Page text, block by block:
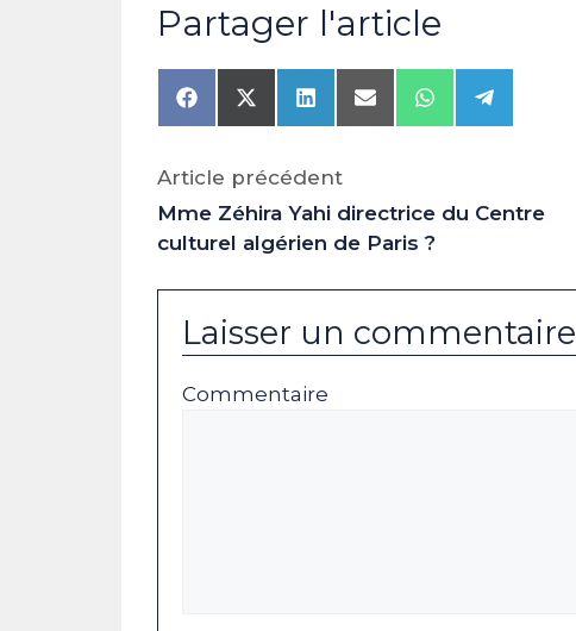
Partager l'article
Share
on
Share
on
(Twitter)
Share
on
Share
on
Share
on
Share
on
Article précédent
Mme Zéhira Yahi directrice du Centre
culturel algérien de Paris ?
Laisser un commentaire
Commentaire